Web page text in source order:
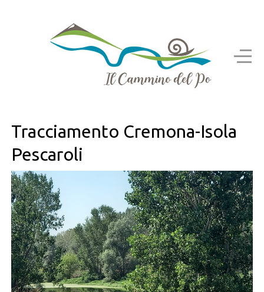
Tracciamento Cremona-Isola
Pescaroli